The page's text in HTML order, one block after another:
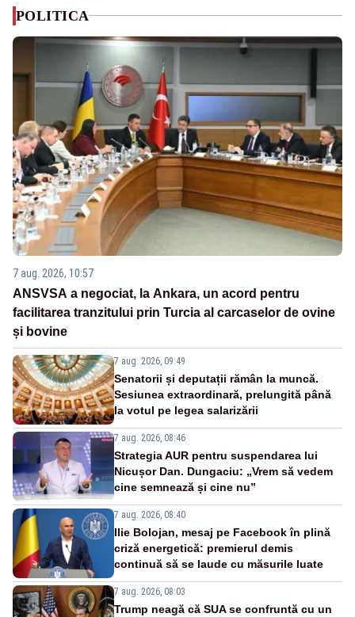
POLITICA
7 aug. 2026, 10:57
ANSVSA a negociat, la Ankara, un acord pentru
facilitarea tranzitului prin Turcia al carcaselor de ovine
și bovine
7 aug. 2026, 09:49
Senatorii și deputații rămân la muncă.
Sesiunea extraordinară, prelungită până
la votul pe legea salarizării
7 aug. 2026, 08:46
Strategia AUR pentru suspendarea lui
Nicușor Dan. Dungaciu: „Vrem să vedem
cine semnează și cine nu”
7 aug. 2026, 08:40
Ilie Bolojan, mesaj pe Facebook în plină
criză energetică: premierul demis
continuă să se laude cu măsurile luate
7 aug. 2026, 08:03
Trump neagă că SUA se confruntă cu un